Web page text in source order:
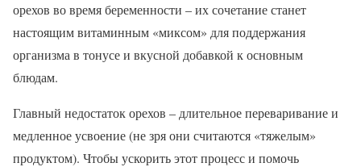
орехов во время беременности – их сочетание станет
настоящим витаминным «миксом» для поддержания
организма в тонусе и вкусной добавкой к основным
блюдам.
Главный недостаток орехов – длительное переваривание и
медленное усвоение (не зря они считаются «тяжелым»
продуктом). Чтобы ускорить этот процесс и помочь